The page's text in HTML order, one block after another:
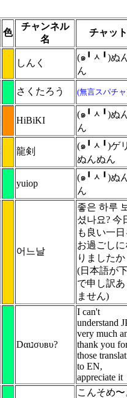
色
チャンネル
名
チャット
しんく
(๑╹ᆺ╹)ぬ
ん
さくたろう (無言スパチ
HiBiKI
(๑╹ᆺ╹)ぬ
ん
龍剣
(๑╹ᆺ╹)ゲ
ぬんぬん
yuiop
(๑╹ᆺ╹)ぬ
ん
어느날
좋은 하루
셨나요? 今
も良い一
お過ごしに
りました
(日本語が
で申し訳あ
ません)
Dαιנσυвυ?
I can't
understand
very much
thank you
those
to EN,
appreciate it
こんそめ